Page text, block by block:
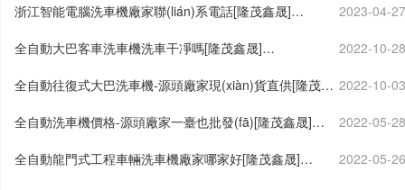
浙江智能電腦洗車機廠家聯(lián)系電話[隆茂鑫晟]… 2023-04-
全自動大巴客車洗車機洗車干凈嗎[隆茂鑫晟]… 2022-10-
全自動往復式大巴洗車機-源頭廠家現(xiàn)貨直供[隆茂鑫 2022-10-
全自動洗車機價格-源頭廠家一臺也批發(fā)[隆茂鑫晟]… 2022-05-
全自動龍門式工程車輛洗車機廠家哪家好[隆茂鑫晟]… 2022-05-